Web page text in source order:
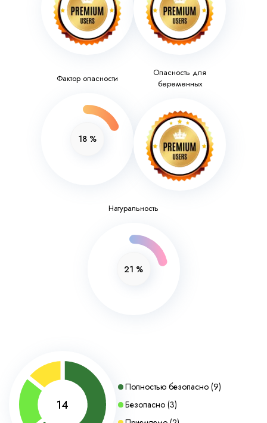
Фактор опасности
18 %
Опасность для
беременных
Натуральность
21 %
14
Полностью безопасно (9)
Безопасно (3)